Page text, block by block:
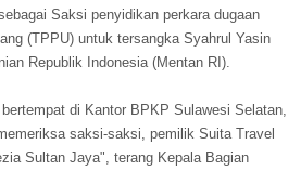
Saksi penyidikan perkara dugaan
(TPPU) untuk tersangka Syahrul Yasin
Republik Indonesia (Mentan RI).
di Kantor BPKP Sulawesi Selatan,
saksi-saksi, pemilik Suita Travel
Sultan Jaya", terang Kepala Bagian